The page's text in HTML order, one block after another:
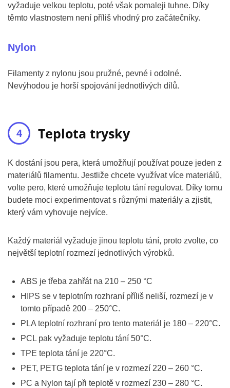
vyžaduje velkou teplotu, poté však pomaleji tuhne. Díky
těmto vlastnostem není příliš vhodný pro začátečníky.
Nylon
Filamenty z nylonu jsou pružné, pevné i odolné.
Nevýhodou je horší spojování jednotlivých dílů.
Teplota trysky
K dostání jsou pera, která umožňují používat pouze jeden z
materiálů filamentu. Jestliže chcete využívat více materiálů,
volte pero, které umožňuje teplotu tání regulovat. Díky tomu
budete moci experimentovat s různými materiály a zjistit,
který vám vyhovuje nejvíce.
Každý materiál vyžaduje jinou teplotu tání, proto zvolte, co
největší teplotní rozmezí jednotlivých výrobků.
ABS je třeba zahřát na 210 – 250 °C
HIPS se v teplotním rozhraní příliš neliší, rozmezí je v
tomto případě 200 – 250°C.
PLA teplotní rozhraní pro tento materiál je 180 – 220°C.
PCL pak vyžaduje teplotu tání 50°C.
TPE teplota tání je 220°C.
PET, PETG teplota tání je v rozmezí 220 – 260 °C.
PC a Nylon tají při teplotě v rozmezí 230 – 280 °C.